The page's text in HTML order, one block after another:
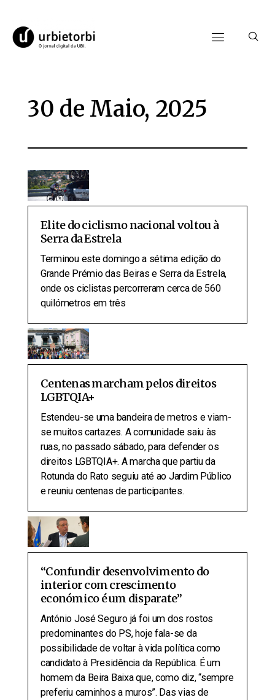
30 de Maio, 2025
Elite do ciclismo nacional voltou à
Serra da Estrela
Terminou este domingo a sétima edição do
Grande Prémio das Beiras e Serra da Estrela,
onde os ciclistas percorreram cerca de 560
quilómetros em três
Centenas marcham pelos direitos
LGBTQIA+
Estendeu-se uma bandeira de metros e viam-
se muitos cartazes. A comunidade saiu às
ruas, no passado sábado, para defender os
direitos LGBTQIA+. A marcha que partiu da
Rotunda do Rato seguiu até ao Jardim Público
e reuniu centenas de participantes.
“Confundir desenvolvimento do
interior com crescimento
económico é um disparate”
António José Seguro já foi um dos rostos
predominantes do PS, hoje fala-se da
possibilidade de voltar à vida política como
candidato à Presidência da República. É um
homem da Beira Baixa que, como diz, “sempre
preferiu caminhos a muros”. Das vias de